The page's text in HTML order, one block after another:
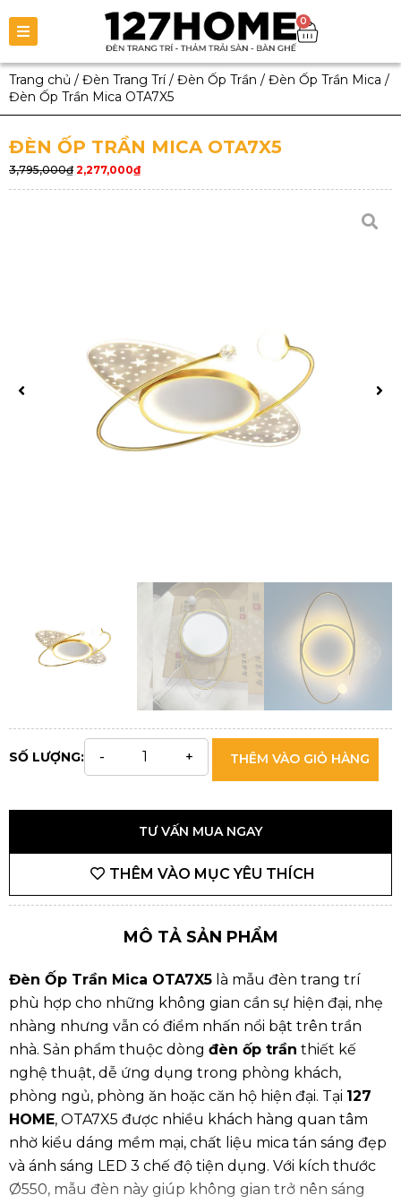
0
Trang chủ / Đèn Trang Trí/ Đèn Ốp Trần / Đèn Ốp Trần Mica /
Đèn Ốp Trần Mica OTA7X5
ĐÈN ỐP TRẦN MICA OTA7X5
3,795,000₫ 2,277,000₫
SỐ LƯỢNG: THÊM VÀO GIỎ HÀNG
TƯ VẤN MUA NGAY
THÊM VÀO MỤC YÊU THÍCH
MÔ TẢ SẢN PHẨM
Đèn Ốp Trần Mica OTA7X5 là mẫu đèn trang trí
phù hợp cho những không gian cần sự hiện đại, nhẹ
nhàng nhưng vẫn có điểm nhấn nổi bật trên trần
nhà. Sản phẩm thuộc dòng đèn ốp trần thiết kế
nghệ thuật, dễ ứng dụng trong phòng khách,
phòng ngủ, phòng ăn hoặc căn hộ hiện đại. Tại 127
HOME, OTA7X5 được nhiều khách hàng quan tâm
nhờ kiểu dáng mềm mại, chất liệu mica tán sáng đẹp
và ánh sáng LED 3 chế độ tiện dụng. Với kích thước
Ø550, mẫu đèn này giúp không gian trở nên sáng